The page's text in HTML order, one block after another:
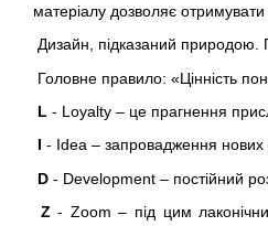
матеріалу дозволяє
Дизайн, підказаний природою.
Головне правило: «Цінність
L - Loyalty – це прагнення
I - Idea – запровадження нових
D - Development – постійний
Z - Zoom – під цим